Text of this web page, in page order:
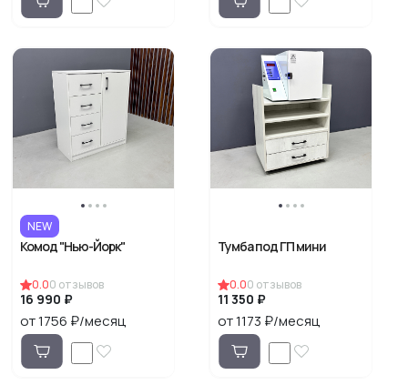
NEW
Комод "Нью-Йорк"
0.00 отзывов
16 990 ₽
от 1756 ₽/месяц
Тумба под ГП мини
0.00 отзывов
11 350 ₽
от 1173 ₽/месяц